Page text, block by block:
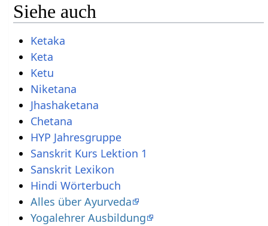
Siehe auch
Ketaka
Keta
Ketu
Niketana
Jhashaketana
Chetana
HYP Jahresgruppe
Sanskrit Kurs Lektion 1
Sanskrit Lexikon
Hindi Wörterbuch
Alles über Ayurveda
Yogalehrer Ausbildung